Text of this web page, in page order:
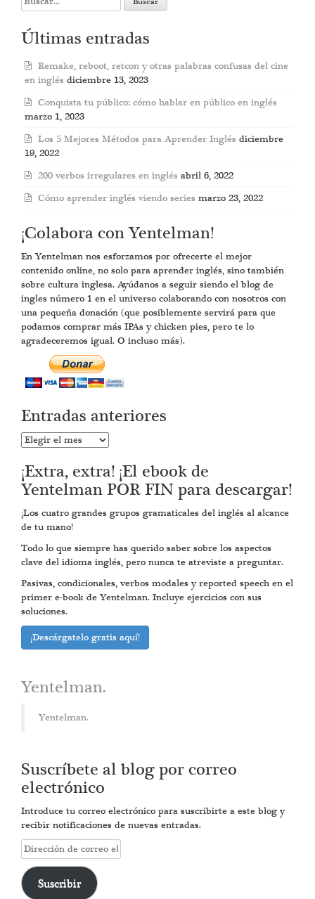
for:
Últimas entradas
Remake, reboot, retcon y otras palabras confusas del cine
en inglés diciembre 13, 2023
Conquista tu público: cómo hablar en público en inglés
marzo 1, 2023
Los 5 Mejores Métodos para Aprender Inglés diciembre
19, 2022
200 verbos irregulares en inglés abril 6, 2022
Cómo aprender inglés viendo series marzo 23, 2022
¡Colabora con Yentelman!
En Yentelman nos esforzamos por ofrecerte el mejor
contenido online, no solo para aprender inglés, sino también
sobre cultura inglesa. Ayúdanos a seguir siendo el blog de
ingles número 1 en el universo colaborando con nosotros con
una pequeña donación (que posiblemente servirá para que
podamos comprar más IPAs y chicken pies, pero te lo
agradeceremos igual. O incluso más).
Entradas anteriores
Entradas
¡Extra, extra! ¡El ebook de
Yentelman POR FIN para descargar!
¡Los cuatro grandes grupos gramaticales del inglés al alcance
de tu mano!
Todo lo que siempre has querido saber sobre los aspectos
clave del idioma inglés, pero nunca te atreviste a preguntar.
Pasivas, condicionales, verbos modales y reported speech en el
primer e-book de Yentelman. Incluye ejercicios con sus
soluciones.
¡Descárgatelo gratis aquí!
Yentelman.
Yentelman.
Suscríbete al blog por correo
electrónico
Introduce tu correo electrónico para suscribirte a este blog y
recibir notificaciones de nuevas entradas.
Dirección
de
correo
electrónico
Suscribir